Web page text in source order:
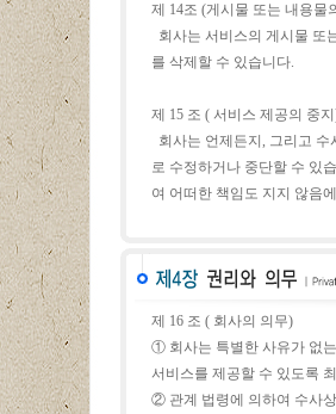
제 14조 (게시물 또는 내용물
회사는 서비스의 게시물 또
를 삭제할 수 있습니다.
제 15 조 ( 서비스 제공의 중
회사는 언제든지, 그리고
로 수정하거나 중단할 수 있
여 어떠한 책임도 지지 않음
제 16 조 ( 회사의 의무)
① 회사는 특별한 사유가 없
서비스를 제공할 수 있도록
② 관계 법령에 의하여 수사